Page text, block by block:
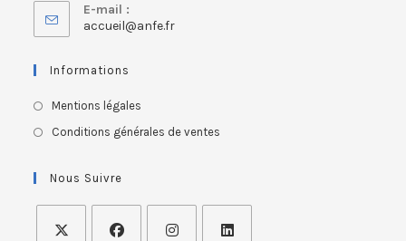
E-mail :
accueil@anfe.fr
Informations
Mentions légales
Conditions générales de ventes
Nous Suivre